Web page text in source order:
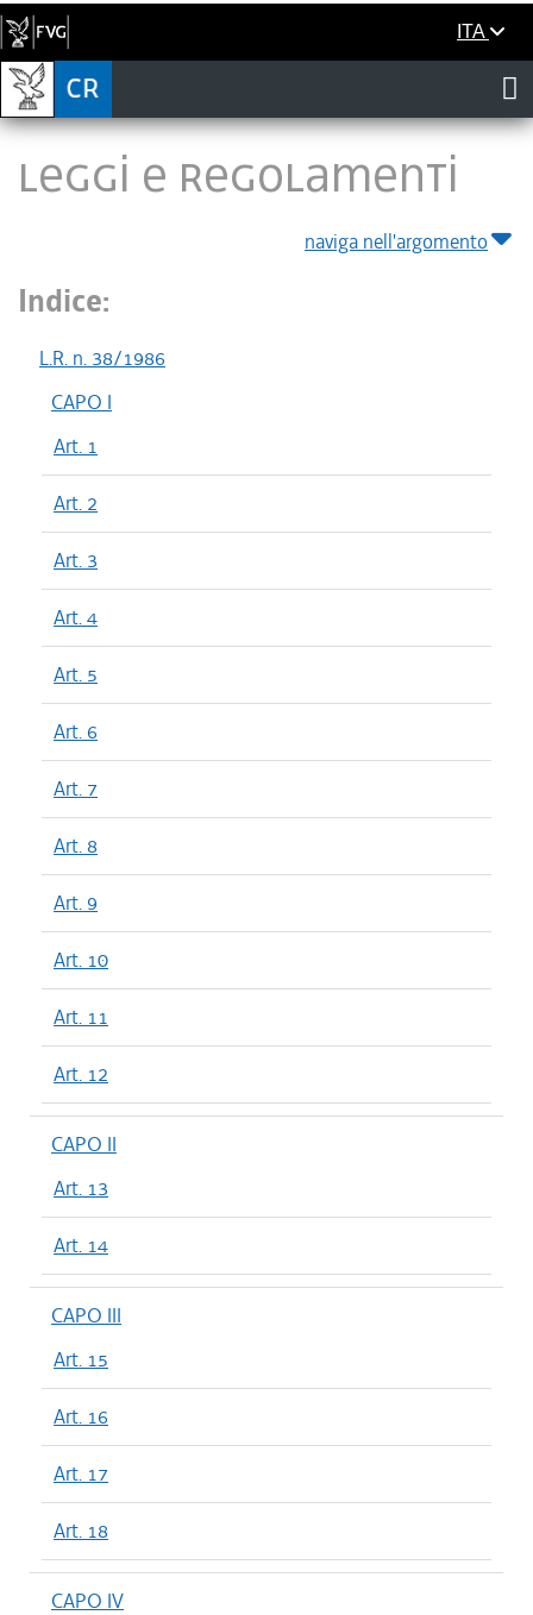
ITA
LEGGI E REGOLAMENTI
naviga nell'argomento
Indice:
L.R. n. 38/1986
CAPO I
Art. 1
Art. 2
Art. 3
Art. 4
Art. 5
Art. 6
Art. 7
Art. 8
Art. 9
Art. 10
Art. 11
Art. 12
CAPO II
Art. 13
Art. 14
CAPO III
Art. 15
Art. 16
Art. 17
Art. 18
CAPO IV